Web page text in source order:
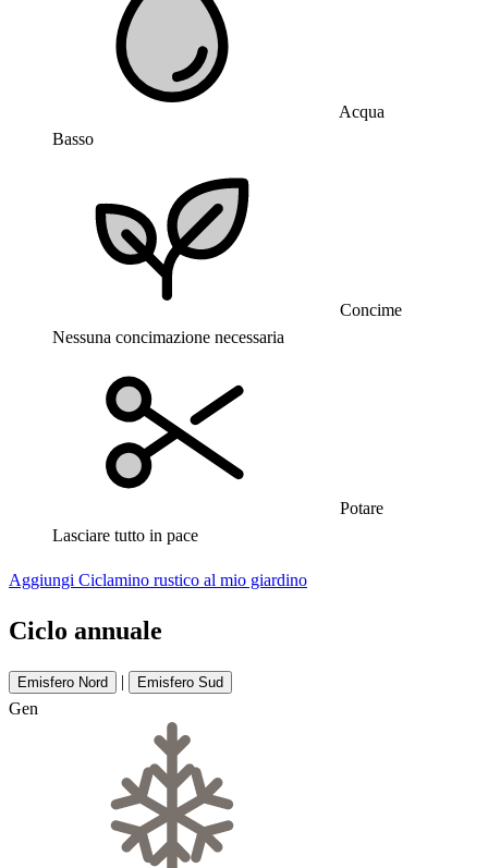
Acqua
Basso
Concime
Nessuna concimazione necessaria
Potare
Lasciare tutto in pace
Aggiungi Ciclamino rustico al mio giardino
Ciclo annuale
Emisfero Nord | Emisfero Sud
Gen